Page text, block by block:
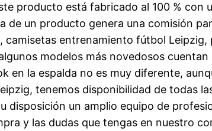
producto está fabricado al 100 %
de un producto genera una comisión
, camisetas entrenamiento fútbol
modelos más novedosos
en la espalda no es muy diferente,
tenemos disponibilidad de todas
disposición un amplio equipo de
y las dudas que tengas en nuestro